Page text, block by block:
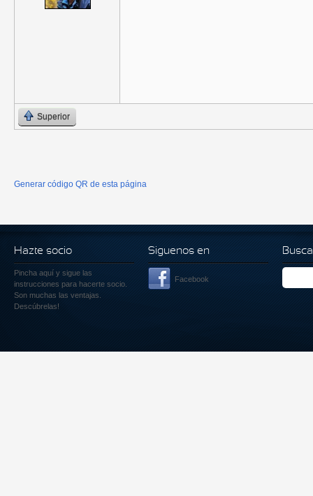
Superior
Generar código QR de esta página
Hazte socio
Pincha aquí y sigue las
instrucciones para hacerte socio.
Son muchas las ventajas.
Descúbrelas!
Siguenos en
Facebook